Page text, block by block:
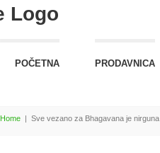
POČETNA PRODAVNICA
Home | Sve vezano za Bhagavana je nirguna